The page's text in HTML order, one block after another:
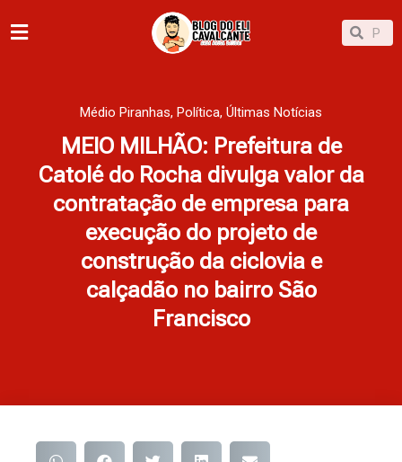
para
Pesquisar
Médio Piranhas, Política, Últimas Notícias
MEIO MILHÃO: Prefeitura de
Catolé do Rocha divulga valor da
contratação de empresa para
execução do projeto de
construção da ciclovia e
calçadão no bairro São
Francisco